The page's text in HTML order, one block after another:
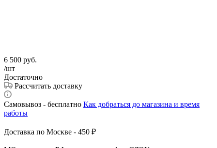
6 500 руб.
/шт
Достаточно
Рассчитать доставку
Самовывоз - бесплатно Как добраться до магазина и время
работы
Доставка по Москве - 450 ₽